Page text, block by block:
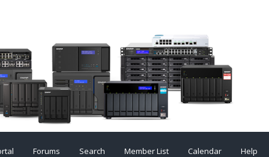
Forums Search Member List Calendar Help